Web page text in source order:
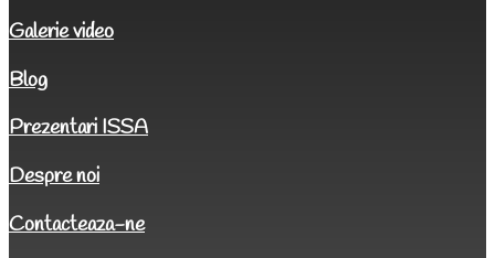
Galerie video
Blog
Prezentari ISSA
Despre noi
Contacteaza-ne